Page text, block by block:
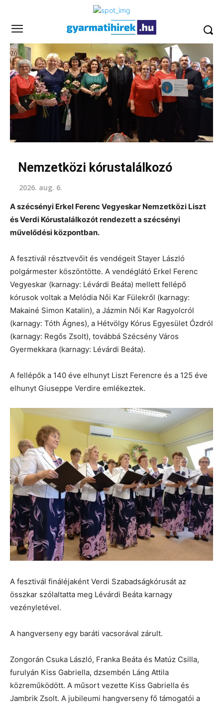
Nemzetközi kórustalálkozó
2026. aug. 6.
A szécsényi Erkel Ferenc Vegyeskar Nemzetközi Liszt
és Verdi Kórustalálkozót rendezett a szécsényi
művelődési központban.
A fesztivál résztvevőit és vendégeit Stayer László
polgármester köszöntötte. A vendéglátó Erkel Ferenc
Vegyeskar (karnagy: Lévárdi Beáta) mellett fellépő
kórusok voltak a Melódia Női Kar Fülekről (karnagy:
Makainé Simon Katalin), a Jázmin Női Kar Ragyolcról
(karnagy: Tóth Ágnes), a Hétvölgy Kórus Egyesület Ózdról
(karnagy: Regős Zsolt), továbbá Szécsény Város
Gyermekkara (karnagy: Lévárdi Beáta).
A fellépők a 140 éve elhunyt Liszt Ferencre és a 125 éve
elhunyt Giuseppe Verdire emlékeztek.
A fesztivál fináléjaként Verdi Szabadságkórusát az
összkar szólaltatta meg Lévárdi Beáta karnagy
vezényletével.
A hangverseny egy baráti vacsorával zárult.
Zongorán Csuka László, Franka Beáta és Matúz Csilla,
furulyán Kiss Gabriella, dzsembén Láng Attila
közreműködött. A műsort vezette Kiss Gabriella és
Jambrik Zsolt. A jubileumi hangverseny fő támogatói a